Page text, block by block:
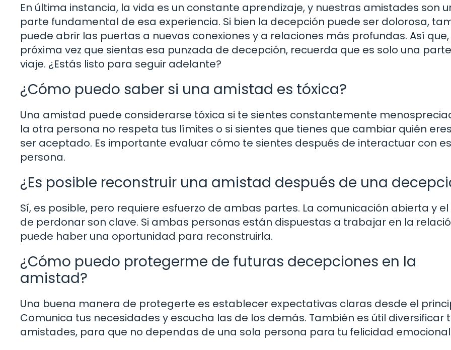
En última instancia, la vida es un constante aprendizaje, y nuestras amistades son
parte fundamental de esa experiencia. Si bien la decepción puede ser dolorosa,
puede abrir las puertas a nuevas conexiones y a relaciones más profundas. Así
próxima vez que sientas esa punzada de decepción, recuerda que es solo una
viaje. ¿Estás listo para seguir adelante?
¿Cómo puedo saber si una amistad es tóxica?
Una amistad puede considerarse tóxica si te sientes constantemente
la otra persona no respeta tus límites o si sientes que tienes que cambiar quién
ser aceptado. Es importante evaluar cómo te sientes después de interactuar con
persona.
¿Es posible reconstruir una amistad después de una
Sí, es posible, pero requiere esfuerzo de ambas partes. La comunicación abierta y
de perdonar son clave. Si ambas personas están dispuestas a trabajar en la
puede haber una oportunidad para reconstruirla.
¿Cómo puedo protegerme de futuras decepciones en la
amistad?
Una buena manera de protegerte es establecer expectativas claras desde el
Comunica tus necesidades y escucha las de los demás. También es útil diversificar
amistades, para que no dependas de una sola persona para tu felicidad